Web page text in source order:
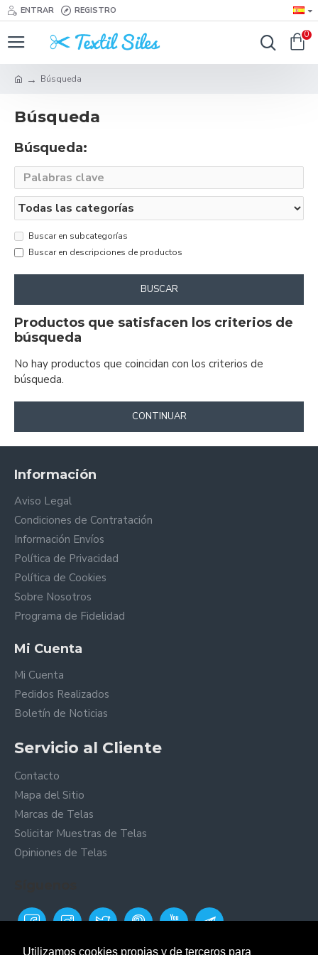
Utilizamos cookies propias y de terceros para
ENTRAR REGISTRO
0
Búsqueda
Búsqueda
Búsqueda:
Buscar en subcategorías
Buscar en descripciones de productos
BUSCAR
Productos que satisfacen los criterios de
búsqueda
No hay productos que coincidan con los criterios de
búsqueda.
CONTINUAR
Información
Aviso Legal
Condiciones de Contratación
Información Envíos
Política de Privacidad
Política de Cookies
Sobre Nosotros
Programa de Fidelidad
Mi Cuenta
Mi Cuenta
Pedidos Realizados
Boletín de Noticias
Servicio al Cliente
Contacto
Mapa del Sitio
Marcas de Telas
Solicitar Muestras de Telas
Opiniones de Telas